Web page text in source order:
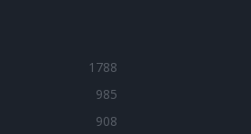
1788
985
908